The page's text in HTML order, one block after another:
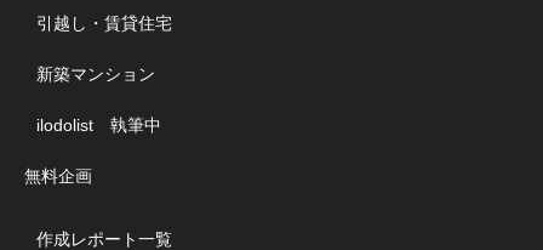
引越し・賃貸住宅
新築マンション
ilodolist 執筆中
無料企画
作成レポート一覧